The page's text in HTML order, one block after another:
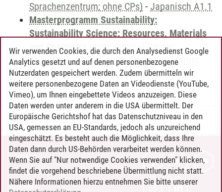
Sprachenzentrum; ohne CPs) - Japanisch A1.1
Masterprogramm Sustainability:
Sustainability Science: Resources, Materials
and Chemistry -International Center:
Sprachangebot (ehemals Sprachenzentrum;
ohne CPs)-Japanisch A1.1
Timo Leder/30.06.2024
KONTAKT
LEUPHANA ALS ARBEITGEBER
INTRANET
Wir verwenden Cookies, die durch den Analysedienst Google
Analytics gesetzt und auf denen personenbezogene
Nutzerdaten gespeichert werden. Zudem übermitteln wir
weitere personenbezogene Daten an Videodienste (YouTube,
Vimeo), um Ihnen eingebettete Videos anzuzeigen. Diese
Daten werden unter anderem in die USA übermittelt. Der
Europäische Gerichtshof hat das Datenschutzniveau in den
USA, gemessen an EU-Standards, jedoch als unzureichend
eingeschätzt. Es besteht auch die Möglichkeit, dass Ihre
Daten dann durch US-Behörden verarbeitet werden können.
Wenn Sie auf "Nur notwendige Cookies verwenden" klicken,
findet die vorgehend beschriebene Übermittlung nicht statt.
Nähere Informationen hierzu entnehmen Sie bitte unserer